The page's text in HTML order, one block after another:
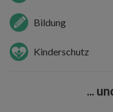
Bildung
Kinderschutz
...